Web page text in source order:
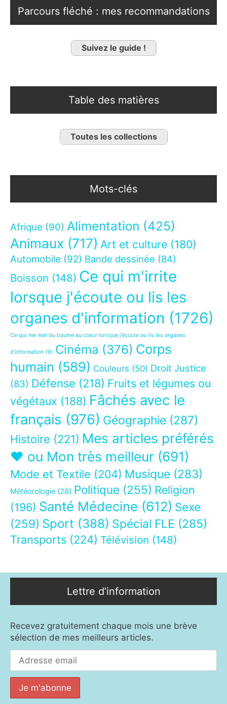
Parcours fléché : mes recommandations
Suivez le guide !
Table des matières
Toutes les collections
Mots-clés
Afrique (90) Alimentation (425)
Animaux (717) Art et culture (180)
Automobile (92) Bande dessinée (84)
Boisson (148) Ce qui m'irrite
lorsque j'écoute ou lis les
organes d'information (1726)
Ce qui me met du baume au coeur lorsque j’écoute ou lis les organes
d’information (9) Cinéma (376) Corps
humain (589) Couleurs (50) Droit Justice
(83) Défense (218) Fruits et légumes ou
végétaux (188) Fâchés avec le
français (976) Géographie (287)
Histoire (221) Mes articles préférés
❤ ou Mon très meilleur (691)
Mode et Textile (204) Musique (283)
Météorologie (28) Politique (255) Religion
(196) Santé Médecine (612) Sexe
(259) Sport (388) Spécial FLE (285)
Transports (224) Télévision (148)
Lettre d’information
Recevez gratuitement chaque mois une brève
sélection de mes meilleurs articles.